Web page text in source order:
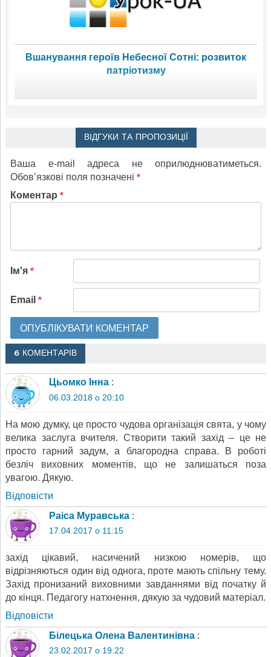
Вшанування героїв Небесної Сотні: розвиток
патріотизму
ВІДГУКИ ТА ПРОПОЗИЦІЇ
Ваша e-mail адреса не оприлюднюватиметься.
Обов’язкові поля позначені *
Коментар *
Ім'я *
Email *
6 КОМЕНТАРІВ
Цьомко Інна :
06.03.2018 о 20:10
На мою думку, це просто чудова організація свята, у чому
велика заслуга вчителя. Створити такий захід – це не
просто гарний задум, а благородна справа. В роботі
безліч виховних моментів, що не залишаться поза
увагою. Дякую.
Відповіcти
Раіса Муравська :
17.04.2017 о 11:15
захід цікавий, насичений низкою номерів, що
відрізняються один від однога, проте мають спільну тему.
Захід пронизаний виховними завданнями від початку й
до кінця. Педагогу натхнення, дякую за чудовий матеріал.
Відповіcти
Білецька Олена Валентинівна :
23.02.2017 о 19:22